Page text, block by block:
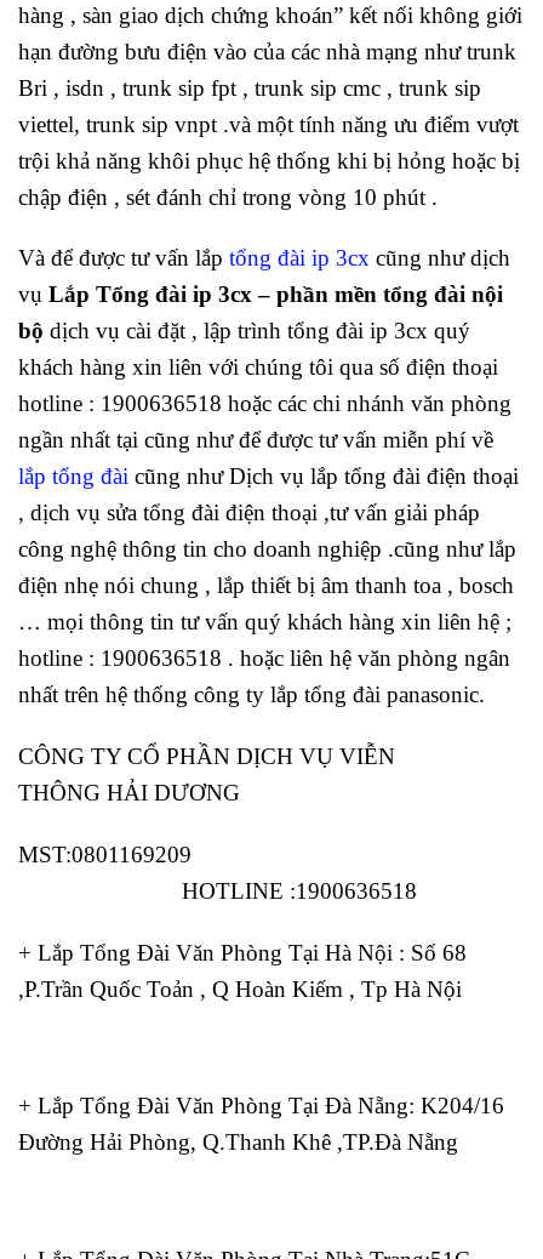
hàng , sàn giao dịch chứng khoán” kết nối không giới
hạn đường bưu điện vào của các nhà mạng như trunk
Bri , isdn , trunk sip fpt , trunk sip cmc , trunk sip
viettel, trunk sip vnpt .và một tính năng ưu điểm vượt
trội khả năng khôi phục hệ thống khi bị hỏng hoặc bị
chập điện , sét đánh chỉ trong vòng 10 phút .
Và để được tư vấn lắp tổng đài ip 3cx cũng như dịch
vụ Lắp Tổng đài ip 3cx – phần mền tổng đài nội
bộ dịch vụ cài đặt , lập trình tổng đài ip 3cx quý
khách hàng xin liên với chúng tôi qua số điện thoại
hotline : 1900636518 hoặc các chi nhánh văn phòng
ngần nhất tại cũng như để được tư vấn miễn phí về
lắp tổng đài cũng như Dịch vụ lắp tổng đài điện thoại
, dịch vụ sửa tổng đài điện thoại ,tư vấn giải pháp
công nghệ thông tin cho doanh nghiệp .cũng như lắp
điện nhẹ nói chung , lắp thiết bị âm thanh toa , bosch
… mọi thông tin tư vấn quý khách hàng xin liên hệ ;
hotline : 1900636518 . hoặc liên hệ văn phòng ngân
nhất trên hệ thống công ty lắp tổng đài panasonic.
CÔNG TY CỔ PHẦN DỊCH VỤ VIỄN
THÔNG HẢI DƯƠNG
MST:0801169209
HOTLINE :1900636518
+ Lắp Tổng Đài Văn Phòng Tại Hà Nội : Số 68
,P.Trần Quốc Toản , Q Hoàn Kiếm , Tp Hà Nội
+ Lắp Tổng Đài Văn Phòng Tại Đà Nẵng: K204/16
Đường Hải Phòng, Q.Thanh Khê ,TP.Đà Nẵng